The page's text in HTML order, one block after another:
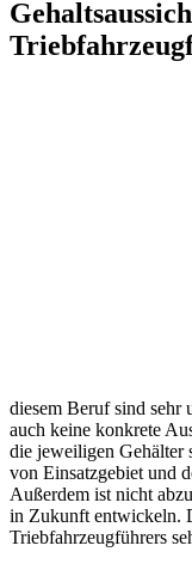
diesem Beruf sind sehr
auch keine konkrete
die jeweiligen Gehälter
von Einsatzgebiet und
Außerdem ist nicht
in Zukunft entwickeln.
Triebfahrzeugführers